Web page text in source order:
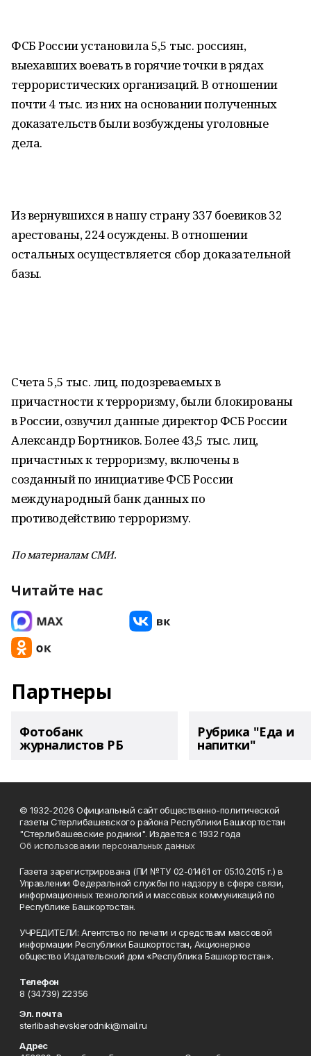
ФСБ России установила 5,5 тыс. россиян,
выехавших воевать в горячие точки в рядах
террористических организаций. В отношении
почти 4 тыс. из них на основании полученных
доказательств были возбуждены уголовные
дела.
Из вернувшихся в нашу страну 337 боевиков 32
арестованы, 224 осуждены. В отношении
остальных осуществляется сбор доказательной
базы.
Счета 5,5 тыс. лиц, подозреваемых в
причастности к терроризму, были блокированы
в России, озвучил данные директор ФСБ России
Александр Бортников. Более 43,5 тыс. лиц,
причастных к терроризму, включены в
созданный по инициативе ФСБ России
международный банк данных по
противодействию терроризму.
По материалам СМИ.
Читайте нас
Партнеры
Фотобанк
журналистов РБ
Рубрика "Еда и
напитки"
© 1932-2026 Официальный сайт общественно-политической
газеты Стерлибашевского района Республики Башкортостан
"Стерлибашевские родники". Издается с 1932 года
Об использовании персональных данных
Газета зарегистрирована (ПИ №ТУ 02-01461 от 05.10.2015 г.) в
Управлении Федеральной службы по надзору в сфере связи,
информационных технологий и массовых коммуникаций по
Республике Башкортостан.
УЧРЕДИТЕЛИ: Агентство по печати и средствам массовой
информации Республики Башкортостан, Акционерное
общество Издательский дом «Республика Башкортостан».
Телефон
8 (34739) 22356
Эл. почта
sterlibashevskierodniki@mail.ru
Адрес